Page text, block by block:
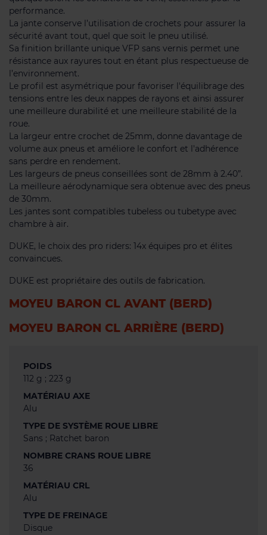
performance.
La jante conserve l’utilisation de crochets pour assurer la
sécurité avant tout, quel que soit le pneu utilisé.
Sa finition brillante unique VFP sans vernis permet une
résistance aux rayures tout en étant plus respectueuse de
l’environnement.
Le profil est asymétrique pour favoriser l'équilibrage des
tensions entre les deux nappes de rayons et ainsi assurer
une meilleure durabilité et une meilleure stabilité de la
roue.
La largeur entre crochet de 25mm, donne davantage de
volume aux pneus et améliore le confort et l'adhérence
sans perdre en rendement.
Les largeurs de pneus conseillées sont de 28mm à 2.40”.
La meilleure aérodynamique sera obtenue avec des pneus
de 30mm.
Les jantes sont compatibles tubeless ou tubetype avec
chambre à air.
DUKE, le choix des pro riders: 14x équipes pro et élites
convaincues.
DUKE est propriétaire des outils de fabrication.
MOYEU BARON CL AVANT (BERD)
MOYEU BARON CL ARRIÈRE (BERD)
POIDS
112 g ; 223 g
MATÉRIAU AXE
Alu
TYPE DE SYSTÈME ROUE LIBRE
Sans ; Ratchet baron
NOMBRE CRANS ROUE LIBRE
36
MATÉRIAU CRL
Alu
TYPE DE FREINAGE
Disque